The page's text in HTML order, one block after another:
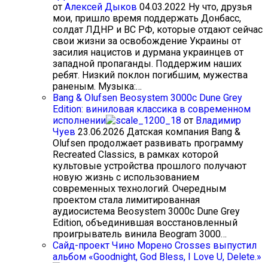
от Алексей Дыков 04.03.2022 Ну что, друзья
мои, пришло время поддержать Донбасс,
солдат ЛДНР и ВС РФ, которые отдают сейчас
свои жизни за освобождение Украины от
засилия нацистов и дурмана украинцев от
западной пропаганды. Поддержим наших
ребят. Низкий поклон погибшим, мужества
раненым. Музыка:…
Bang & Olufsen Beosystem 3000c Dune Grey
Edition: виниловая классика в современном
исполнении
от Владимир
Чуев 23.06.2026 Датская компания Bang &
Olufsen продолжает развивать программу
Recreated Classics, в рамках которой
культовые устройства прошлого получают
новую жизнь с использованием
современных технологий. Очередным
проектом стала лимитированная
аудиосистема Beosystem 3000c Dune Grey
Edition, объединившая восстановленный
проигрыватель винила Beogram 3000…
Сайд-проект Чино Морено Crosses выпустил
альбом «Goodnight, God Bless, I Love U, Delete.»